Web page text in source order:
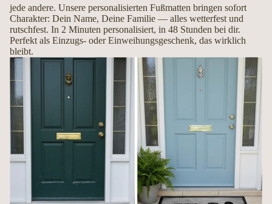
Mit Liebe handgemacht in Deutschland
Jede Fußmatte wird erst nach Ihrer Bestellung individuell gefertigt. So entsteht
ein hochwertiges Unikat, das Ihren Hund und Ihre Persönlichkeit perfekt
widerspiegelt.
jede andere. Unsere personalisierten Fußmatten bringen sofort
Charakter: Dein Name, Deine Familie — alles wetterfest und
rutschfest. In 2 Minuten personalisiert, in 48 Stunden bei dir.
Perfekt als Einzugs- oder Einweihungsgeschenk, das wirklich
bleibt.